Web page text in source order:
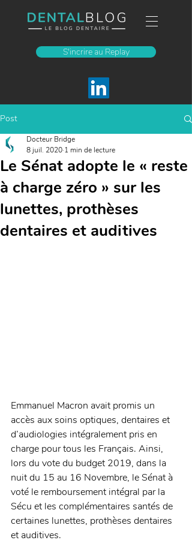
S'incrire au Replay
Post
Le Sénat adopte le « reste
à charge zéro » sur les
lunettes, prothèses
dentaires et auditives
Docteur Bridge
8 juil. 2020 1 min de lecture
Emmanuel Macron avait promis un
accès aux soins optiques, dentaires et
d’audiologies intégralement pris en
charge pour tous les Français. Ainsi,
lors du vote du budget 2019, dans la
nuit du 15 au 16 Novembre, le Sénat à
voté le remboursement intégral par la
Sécu et les complémentaires santés de
certaines lunettes, prothèses dentaires
et auditives.